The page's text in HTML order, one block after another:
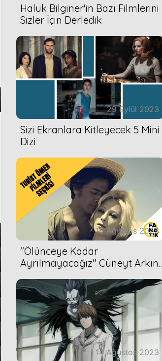
Haluk Bilginer'in Bazı Filmlerini
Sizler İçin Derledik
29 Eylül 2023
Sizi Ekranlara Kitleyecek 5 Mini
Dizi
16 Ağustos 2023
''Ölünceye Kadar
Ayrılmayacağız'' Cüneyt Arkın-
14 Ağustos 2023